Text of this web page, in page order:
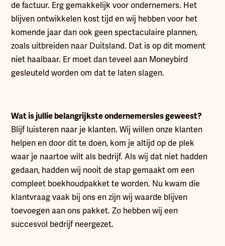
de factuur. Erg gemakkelijk voor ondernemers. Het
blijven ontwikkelen kost tijd en wij hebben voor het
komende jaar dan ook geen spectaculaire plannen,
zoals uitbreiden naar Duitsland. Dat is op dit moment
niet haalbaar. Er moet dan teveel aan Moneybird
gesleuteld worden om dat te laten slagen.
Wat is jullie belangrijkste ondernemersles geweest?
Blijf luisteren naar je klanten. Wij willen onze klanten
helpen en door dit te doen, kom je altijd op de plek
waar je naartoe wilt als bedrijf. Als wij dat niet hadden
gedaan, hadden wij nooit de stap gemaakt om een
compleet boekhoudpakket te worden. Nu kwam die
klantvraag vaak bij ons en zijn wij waarde blijven
toevoegen aan ons pakket. Zo hebben wij een
succesvol bedrijf neergezet.